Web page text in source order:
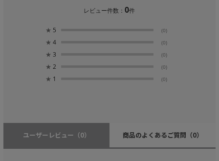
レビュー件数：0件
★ 5 (0)
★ 4 (0)
★ 3 (0)
★ 2 (0)
★ 1 (0)
ユーザーレビュー （0） 商品のよくあるご質問 （0）